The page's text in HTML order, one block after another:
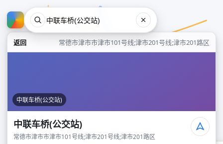
返回 常德市津市市津市101号线;津市201号线;津市201路区
中联车桥(公交站)
中联车桥(公交站)
常德市津市市津市101号线;津市201号线;津市201路区